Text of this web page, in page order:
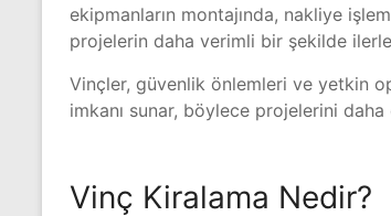
ekipmanların montajında, nakliye
projelerin daha verimli bir şekilde
Vinçler, güvenlik önlemleri ve yetkin
imkanı sunar, böylece projelerini
Vinç Kiralama Nedir?